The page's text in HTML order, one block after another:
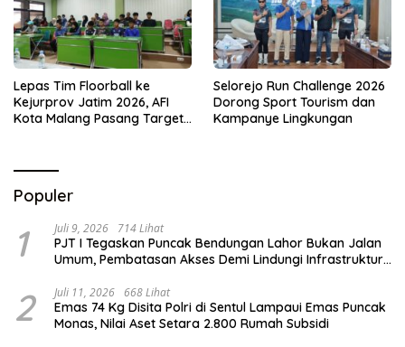
Lepas Tim Floorball ke
Kejurprov Jatim 2026, AFI
Kota Malang Pasang Target
Selorejo Run Challenge 2026
Dorong Sport Tourism dan
Kampanye Lingkungan
Populer
1 Juli 9, 2026 714 Lihat
PJT I Tegaskan Puncak Bendungan Lahor Bukan Jalan
Umum, Pembatasan Akses Demi Lindungi Infrastruktur
2 Juli 11, 2026 668 Lihat
Emas 74 Kg Disita Polri di Sentul Lampaui Emas Puncak
Monas, Nilai Aset Setara 2.800 Rumah Subsidi